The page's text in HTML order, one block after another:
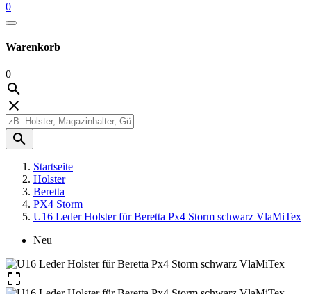
0
Warenkorb
0



Startseite
Holster
Beretta
PX4 Storm
U16 Leder Holster für Beretta Px4 Storm schwarz VlaMiTex
Neu
